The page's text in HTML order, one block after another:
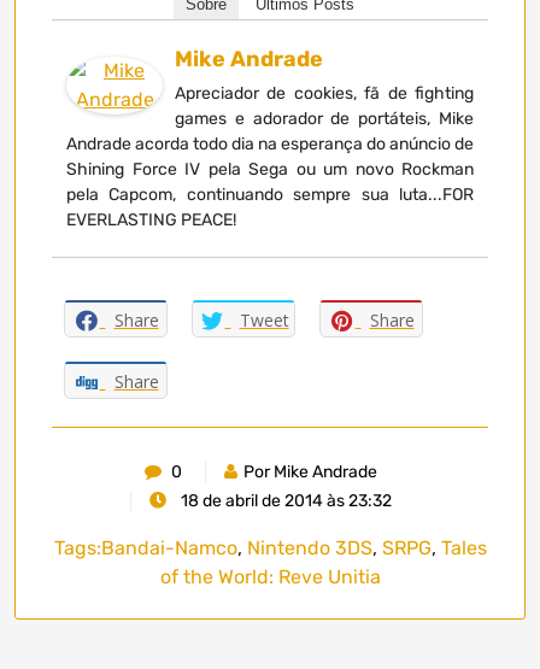
Sobre Últimos Posts
Mike Andrade
Apreciador de cookies, fã de fighting
games e adorador de portáteis, Mike
Andrade acorda todo dia na esperança do anúncio de
Shining Force IV pela Sega ou um novo Rockman
pela Capcom, continuando sempre sua luta...FOR
EVERLASTING PEACE!
Share Tweet Share
Share
0
Por Mike Andrade
18 de abril de 2014 às 23:32
Tags:Bandai-Namco, Nintendo 3DS, SRPG, Tales
of the World: Reve Unitia